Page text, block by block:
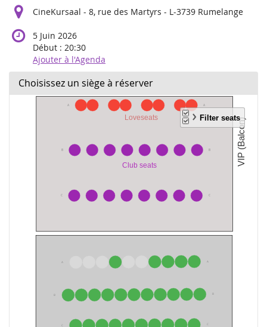
CineKursaal - 8, rue des Martyrs - L-3739 Rumelange
5 Juin 2026
Début : 20:30
Ajouter à l'Agenda
Choisissez un siège à réserver